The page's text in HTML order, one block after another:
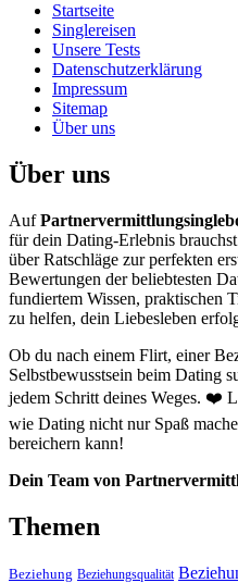
Startseite
Singlereisen
Unsere Tests
Datenschutzerklärung
Impressum
Sitemap
Über uns
Über uns
Auf
für dein Dating-Erlebnis
über Ratschläge zur perfekten
Bewertungen der beliebtesten
fundiertem Wissen, praktischen
zu helfen, dein Liebesleben
Ob du nach einem Flirt, einer
Selbstbewusstsein beim Dating
jedem Schritt deines Weges. ❤️
wie Dating nicht nur Spaß
bereichern kann!
Dein Team von
Themen
Beziehung Beziehungsqualität